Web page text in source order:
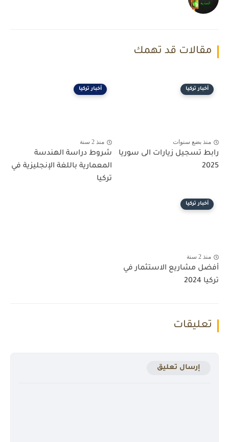
مقالات قد تهمك
أخبار تركيا
منذ بضع سنوات
رابط تسجيل زيارات الى سوريا
2025
أخبار تركيا
منذ 2 سنة
شروط دراسة الهندسة
المعمارية باللغة الإنجليزية في
تركيا
أخبار تركيا
منذ 2 سنة
أفضل مشاريع الاستثمار في
تركيا 2024
تعليقات
إرسال تعليق